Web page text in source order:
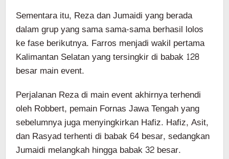
Sementara itu, Reza dan Jumaidi yang berada
dalam grup yang sama sama-sama berhasil lolos
ke fase berikutnya. Farros menjadi wakil pertama
Kalimantan Selatan yang tersingkir di babak 128
besar main event.
Perjalanan Reza di main event akhirnya terhendi
oleh Robbert, pemain Fornas Jawa Tengah yang
sebelumnya juga menyingkirkan Hafiz. Hafiz, Asit,
dan Rasyad terhenti di babak 64 besar, sedangkan
Jumaidi melangkah hingga babak 32 besar.